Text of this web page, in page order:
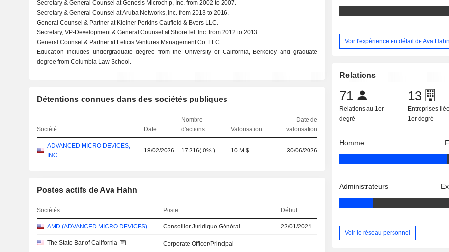
Secretary & General Counsel at Genesis Microchip, Inc. from 2002 to 2007.
Secretary & General Counsel at Aruba Networks, Inc. from 2013 to 2016.
General Counsel & Partner at Kleiner Perkins Caufield & Byers LLC.
Secretary, VP-Development & General Counsel at ShoreTel, Inc. from 2012 to 2013.
General Counsel & Partner at Felicis Ventures Management Co. LLC.
Education includes undergraduate degree from the University of California, Berkeley and graduate
degree from Columbia Law School.
Détentions connues dans des sociétés publiques
Société Date
Nombre
d'actions
Valorisation
Date de
valorisation
ADVANCED MICRO DEVICES,
INC.
18/02/2026 17 216(0% ) 10 M $ 30/06/2026
Postes actifs de Ava Hahn
Sociétés Poste Début
AMD (ADVANCED MICRO DEVICES) Conseiller Juridique Général 22/01/2024
The State Bar of California Corporate Officer/Principal -
Voir l'expérience en détail de Ava Hahn
Relations
71
Relations au 1er
degré
13
Entreprises
1er degré
Homme
Administrateurs
Voir le réseau personnel